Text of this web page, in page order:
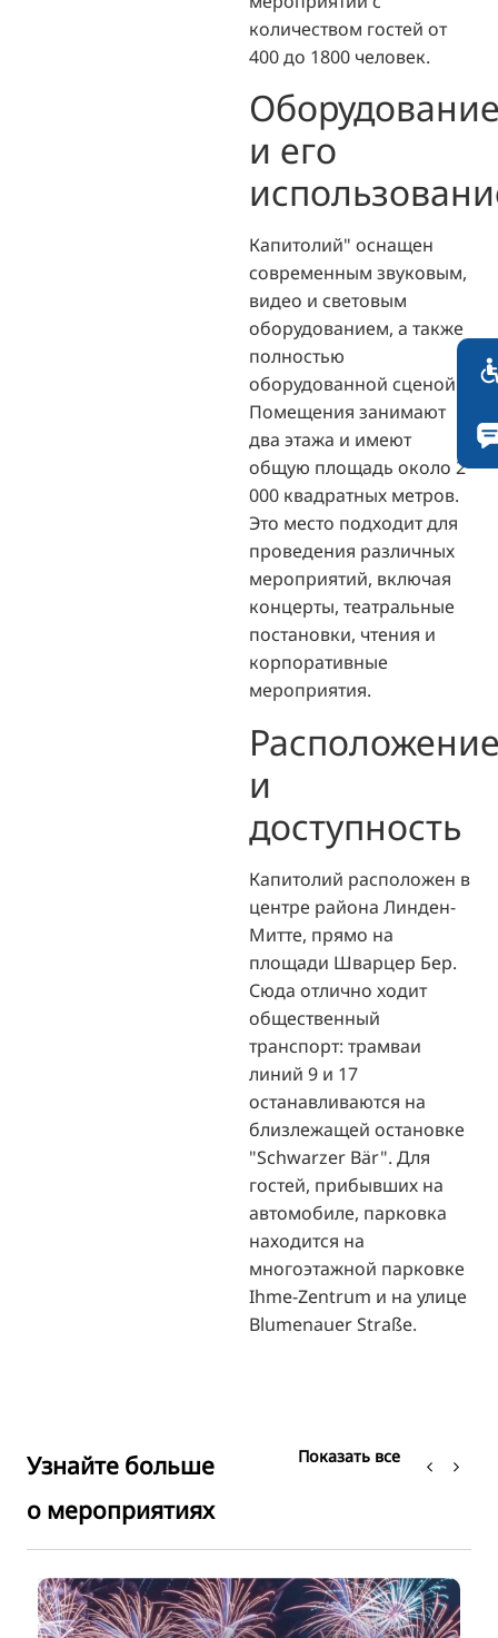
количеством гостей от
400 до 1800 человек.
и его
Капитолий" оснащен
современным звуковым,
видео и световым
оборудованием, а также
полностью
оборудованной сценой.
Помещения занимают
два этажа и имеют
общую площадь около 2
000 квадратных метров.
Это место подходит для
проведения различных
мероприятий, включая
концерты, театральные
постановки, чтения и
корпоративные
мероприятия.
и
доступность
Капитолий расположен в
центре района Линден-
Митте, прямо на
площади Шварцер Бер.
Сюда отлично ходит
общественный
транспорт: трамваи
линий 9 и 17
останавливаются на
близлежащей остановке
"Schwarzer Bär". Для
гостей, прибывших на
автомобиле, парковка
находится на
многоэтажной парковке
Ihme-Zentrum и на улице
Blumenauer Straße.
Узнайте больше
о мероприятиях
Показать все